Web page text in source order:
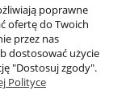
poprawne
ofertę do Twoich
przez nas
dostosować użycie
"Dostosuj zgody".
Polityce